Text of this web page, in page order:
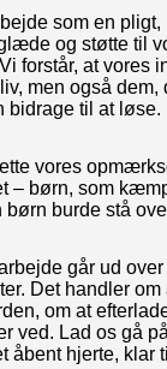
som en pligt,
og støtte til
forstår, at vores
men også dem,
bidrage til at løse.
vores
– børn, som
burde stå
går ud
Det handler om
om at
ved. Lad os gå
åbent hjerte, klar